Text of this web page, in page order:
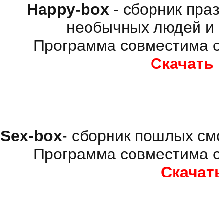
Happy-box - сборник
необычных людей и
Программа совместима
Sex-box- сборник пошлых
Программа совместима